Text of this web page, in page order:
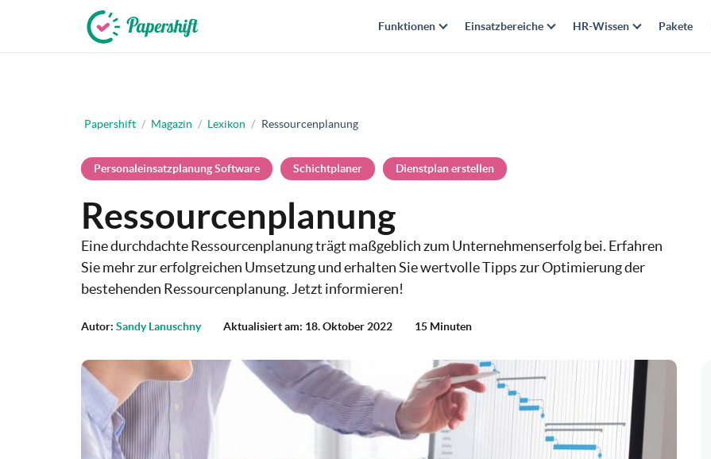
Funktionen Einsatzbereiche HR-Wissen Pakete
Papershift / Magazin / Lexikon / Ressourcenplanung
Personaleinsatzplanung Software Schichtplaner Dienstplan erstellen
Ressourcenplanung
Eine durchdachte Ressourcenplanung trägt maßgeblich zum Unternehmenserfolg bei. Erfahren
Sie mehr zur erfolgreichen Umsetzung und erhalten Sie wertvolle Tipps zur Optimierung der
bestehenden Ressourcenplanung. Jetzt informieren!
Autor: Sandy Lanuschny Aktualisiert am: 18. Oktober 2022 15 Minuten